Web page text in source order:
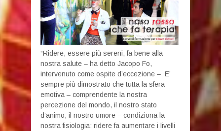
“Ridere, essere più sereni, fa bene alla
nostra salute – ha detto Jacopo Fo,
intervenuto come ospite d’eccezione – E’
sempre più dimostrato che tutta la sfera
emotiva – comprendente la nostra
percezione del mondo, il nostro stato
d’animo, il nostro umore – condiziona la
nostra fisiologia: ridere fa aumentare i livelli